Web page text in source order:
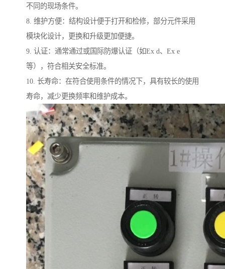
不同的现场条件。
8. 维护方便：结构设计便于打开和检修，部分元件采用
模块化设计，更换和升级更加便捷。
9. 认证：通常通过或国际防爆认证（如Ex d、Ex e
等），符合相关安全标准。
10. 长寿命：在符合使用条件的情况下，具有较长的使用
寿命，减少更换频率和维护成本。